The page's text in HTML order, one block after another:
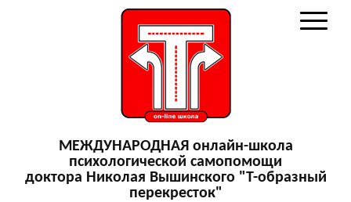
МЕЖДУНАРОДНАЯ онлайн-школа
психологической самопомощи
доктора Николая Вышинского "Т-образный
перекресток"